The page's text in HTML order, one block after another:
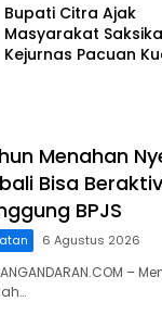
Bupati Citra Ajak
Masyarakat
Kejurnas Pacuan
Menahan
Bisa
BPJS
6 Agustus 2026